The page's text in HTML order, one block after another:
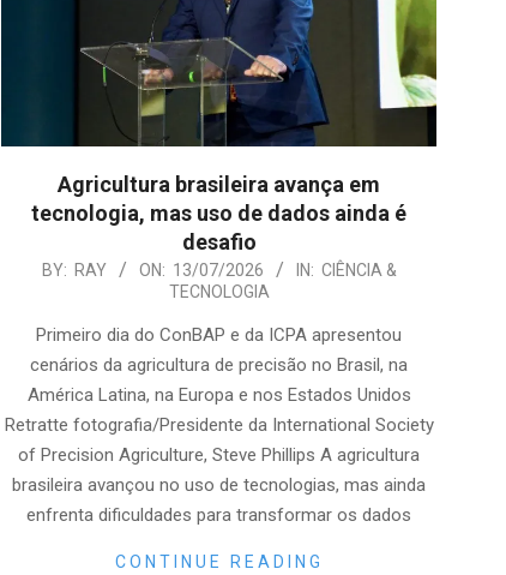
Agricultura brasileira avança em
tecnologia, mas uso de dados ainda é
desafio
2026-BY: RAY ON: 13/07/2026 IN: CIÊNCIA &
TECNOLOGIA
Primeiro dia do ConBAP e da ICPA apresentou
cenários da agricultura de precisão no Brasil, na
América Latina, na Europa e nos Estados Unidos
Retratte fotografia/Presidente da International Society
of Precision Agriculture, Steve Phillips A agricultura
brasileira avançou no uso de tecnologias, mas ainda
enfrenta dificuldades para transformar os dados
CONTINUE READING